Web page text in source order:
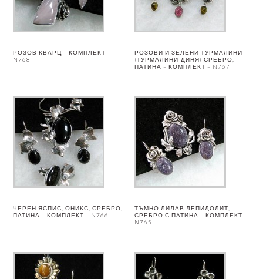
РОЗОВ КВАРЦ – КОМПЛЕКТ –
N768
РОЗОВИ И ЗЕЛЕНИ ТУРМАЛИНИ
(ТУРМАЛИНИ-ДИНЯ) СРЕБРО,
ПАТИНА – КОМПЛЕКТ – N767
ЧЕРЕН ЯСПИС, ОНИКС, СРЕБРО,
ПАТИНА – КОМПЛЕКТ – N766
ТЪМНО ЛИЛАВ ЛЕПИДОЛИТ,
СРЕБРО С ПАТИНА – КОМПЛЕКТ –
N765